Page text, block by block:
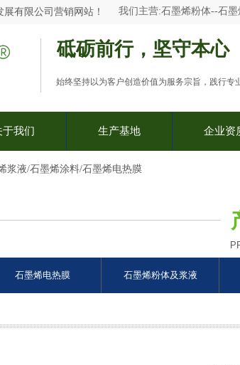
有限公司 营销网站 ！ 我们主营:石墨烯粉体--石
砥砺前行，坚守本心
始终坚持以为客户创造价值为服务宗旨，践行
于我们 生产基地 企业资
浆液/石墨烯涂料/石墨烯电热膜
石墨烯电热膜 石墨烯粉体及浆液